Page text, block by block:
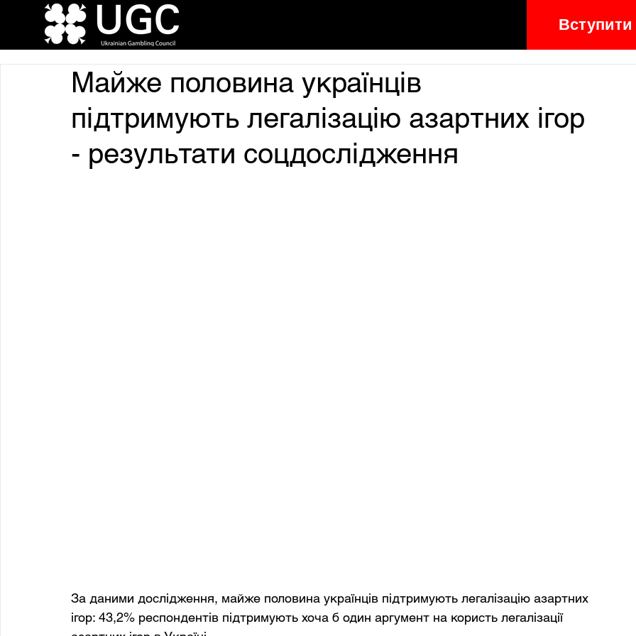
Вступити
Майже половина українців
підтримують легалізацію азартних ігор
- результати соцдослідження
За даними дослідження, майже половина українців підтримують легалізацію азартних
ігор: 43,2% респондентів підтримують хоча б один аргумент на користь легалізації